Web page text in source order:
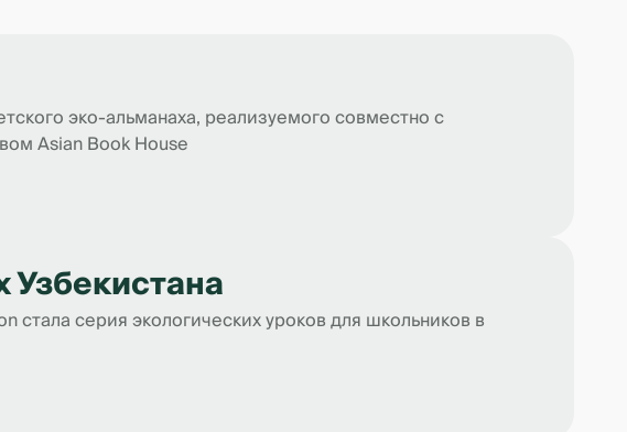
эко-альманаха, реализуемого совместно с
Asian Book House
Узбекистана
серия экологических уроков для школьников в